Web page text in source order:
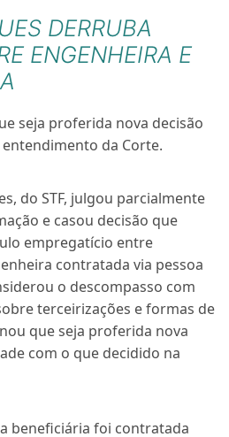
DERRUBA
ENGENHEIRA E
seja proferida nova decisão
da Corte.
do STF, julgou parcialmente
e casou decisão que
empregatício entre
contratada via pessoa
o descompasso com
terceirizações e formas de
que seja proferida nova
com o que decidido na
beneficiária foi contratada